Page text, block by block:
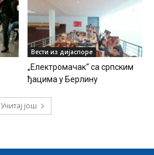
Вести из дијаспоре
„Електромачак“ са српским
ђацима у Берлину
Учитај још